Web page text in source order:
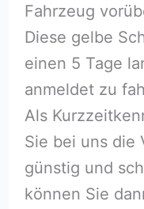
Fahrzeug
Diese gelbe
einen 5 Tage
anmeldet zu
Als
Sie bei uns die
günstig und
können Sie